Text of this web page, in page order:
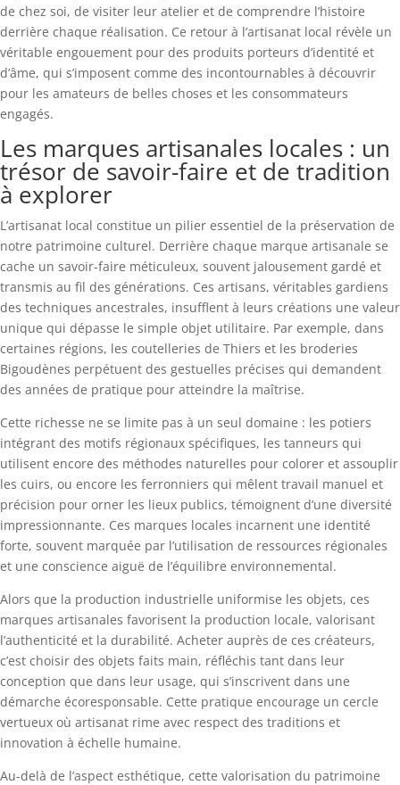
de chez soi, de visiter leur atelier et de comprendre l’histoire
derrière chaque réalisation. Ce retour à l’artisanat local révèle un
véritable engouement pour des produits porteurs d’identité et
d’âme, qui s’imposent comme des incontournables à découvrir
pour les amateurs de belles choses et les consommateurs
engagés.
Les marques artisanales locales : un
trésor de savoir-faire et de tradition
à explorer
L’artisanat local constitue un pilier essentiel de la préservation de
notre patrimoine culturel. Derrière chaque marque artisanale se
cache un savoir-faire méticuleux, souvent jalousement gardé et
transmis au fil des générations. Ces artisans, véritables gardiens
des techniques ancestrales, insufflent à leurs créations une valeur
unique qui dépasse le simple objet utilitaire. Par exemple, dans
certaines régions, les coutelleries de Thiers et les broderies
Bigoudènes perpétuent des gestuelles précises qui demandent
des années de pratique pour atteindre la maîtrise.
Cette richesse ne se limite pas à un seul domaine : les potiers
intégrant des motifs régionaux spécifiques, les tanneurs qui
utilisent encore des méthodes naturelles pour colorer et assouplir
les cuirs, ou encore les ferronniers qui mêlent travail manuel et
précision pour orner les lieux publics, témoignent d’une diversité
impressionnante. Ces marques locales incarnent une identité
forte, souvent marquée par l’utilisation de ressources régionales
et une conscience aiguë de l’équilibre environnemental.
Alors que la production industrielle uniformise les objets, ces
marques artisanales favorisent la production locale, valorisant
l’authenticité et la durabilité. Acheter auprès de ces créateurs,
c’est choisir des objets faits main, réfléchis tant dans leur
conception que dans leur usage, qui s’inscrivent dans une
démarche écoresponsable. Cette pratique encourage un cercle
vertueux où artisanat rime avec respect des traditions et
innovation à échelle humaine.
Au-delà de l’aspect esthétique, cette valorisation du patrimoine